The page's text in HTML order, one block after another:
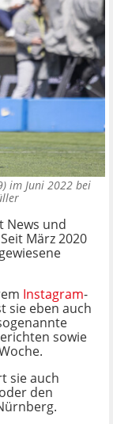
im Juni 2022 bei
News und
März 2020
Instagram-
sie eben auch
sowie
sie auch
den